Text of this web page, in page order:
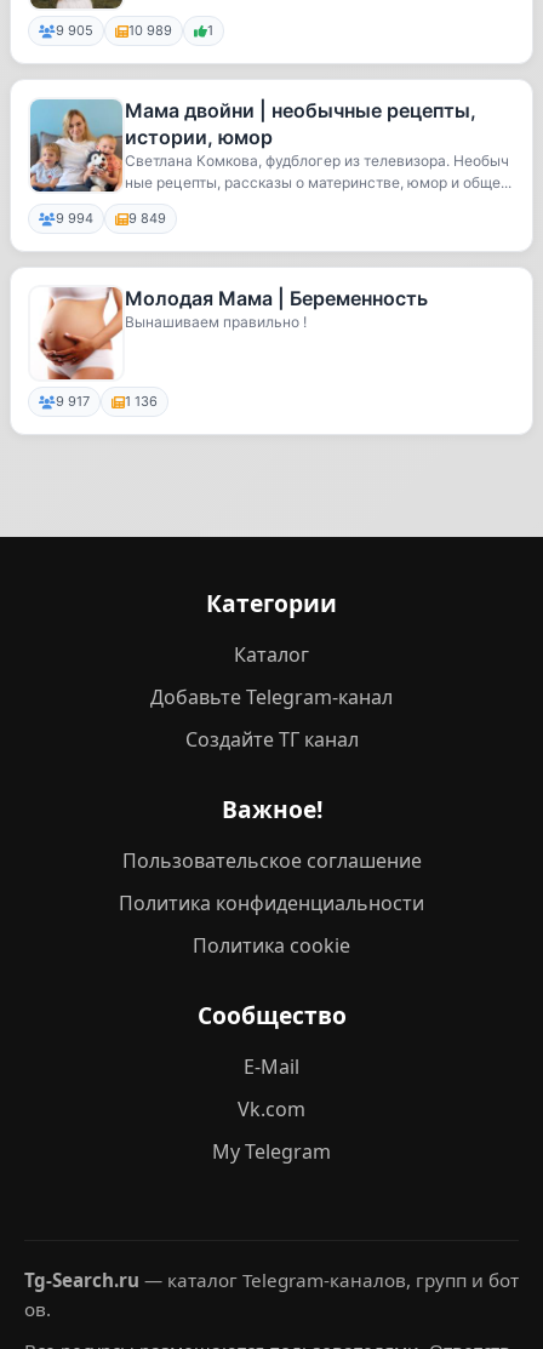
9 905 10 989 1
Мама двойни | необычные рецепты,
истории, юмор
Светлана Комкова, фудблогер из телевизора. Необыч
ные рецепты, рассказы о материнстве, юмор и обще...
9 994 9 849
Молодая Мама | Беременность
Вынашиваем правильно !
9 917 1 136
Категории
Каталог
Добавьте Telegram-канал
Создайте ТГ канал
Важное!
Пользовательское соглашение
Политика конфиденциальности
Политика cookie
Сообщество
E-Mail
Vk.com
My Telegram
Tg-Search.ru — каталог Telegram-каналов, групп и бот
ов.